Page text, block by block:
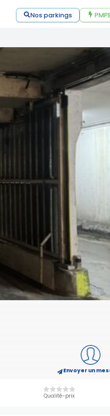
Nos parkings
Envoyer un
Qualité-prix